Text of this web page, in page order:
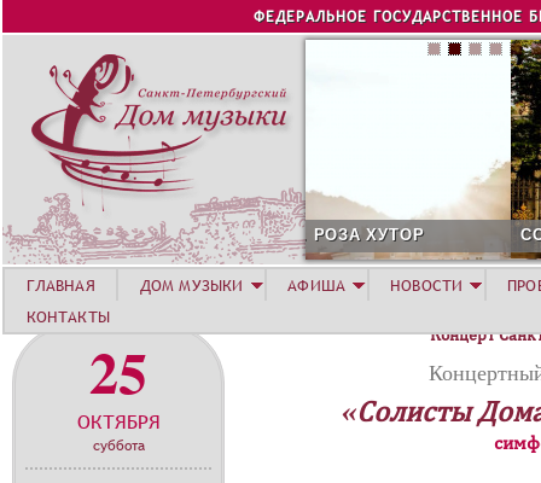
Jump to navigation
ФЕДЕРАЛЬНОЕ ГОСУДАРСТВЕННОЕ
СОЛИСТ АВГУСТА 2026 -
25
ОКТЯБРЯ
суббота
Концерт
«Солисты
ГЛАВНАЯ ДОМ МУЗЫКИ АФИША НОВОСТИ
КОНТАКТЫ